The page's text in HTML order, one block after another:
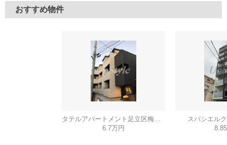
おすすめ物件
タテルアパートメント足立区梅田４丁目
6.7万円
スパシエル